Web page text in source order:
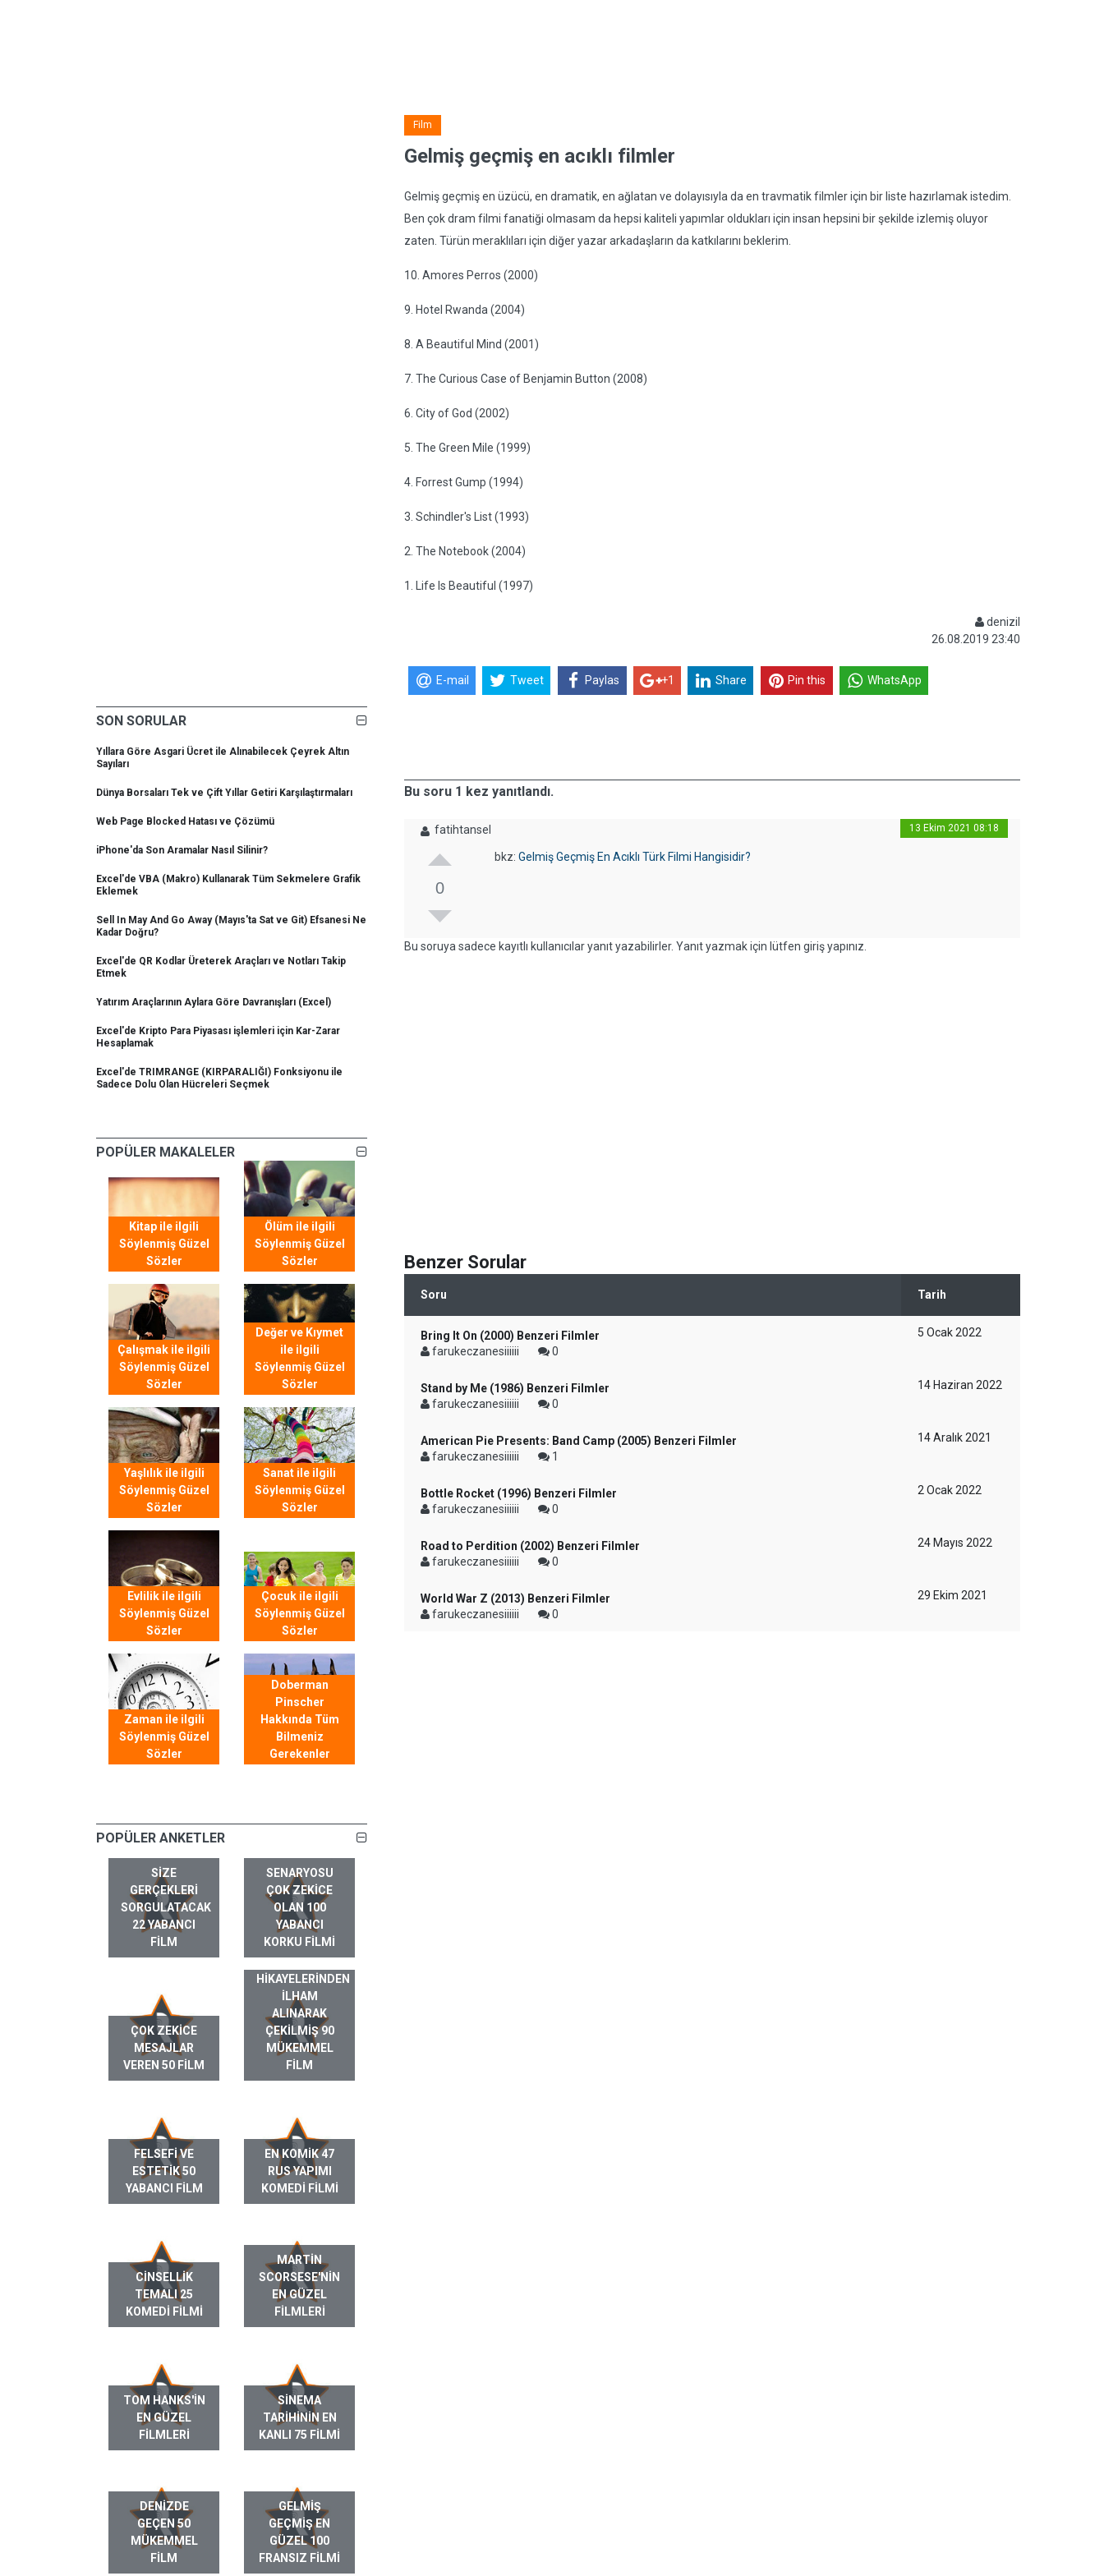
SON SORULAR
Yıllara Göre Asgari Ücret ile Alınabilecek Çeyrek Altın
Sayıları
Dünya Borsaları Tek ve Çift Yıllar Getiri Karşılaştırmaları
Web Page Blocked Hatası ve Çözümü
iPhone'da Son Aramalar Nasıl Silinir?
Excel'de VBA (Makro) Kullanarak Tüm Sekmelere Grafik
Eklemek
Sell In May And Go Away (Mayıs'ta Sat ve Git) Efsanesi Ne
Kadar Doğru?
Excel'de QR Kodlar Üreterek Araçları ve Notları Takip
Etmek
Yatırım Araçlarının Aylara Göre Davranışları (Excel)
Excel'de Kripto Para Piyasası işlemleri için Kar-Zarar
Hesaplamak
Excel'de TRIMRANGE (KIRPARALIĞI) Fonksiyonu ile
Sadece Dolu Olan Hücreleri Seçmek
POPÜLER MAKALELER
Kitap ile ilgili
Söylenmiş Güzel
Sözler
Ölüm ile ilgili
Söylenmiş Güzel
Sözler
Çalışmak ile ilgili
Söylenmiş Güzel
Sözler
Değer ve Kıymet
ile ilgili
Söylenmiş Güzel
Sözler
Yaşlılık ile ilgili
Söylenmiş Güzel
Sözler
Sanat ile ilgili
Söylenmiş Güzel
Sözler
Evlilik ile ilgili
Söylenmiş Güzel
Sözler
Çocuk ile ilgili
Söylenmiş Güzel
Sözler
Zaman ile ilgili
Söylenmiş Güzel
Sözler
Doberman
Pinscher
Hakkında Tüm
Bilmeniz
Gerekenler
POPÜLER ANKETLER
SIZE
GERÇEKLERI
SORGULATACAK
22 YABANCI
FILM
SENARYOSU
ÇOK ZEKICE
OLAN 100
YABANCI
KORKU FILMI
ÇOK ZEKICE
MESAJLAR
VEREN 50 FILM
GERÇEK HAYAT
HIKAYELERINDEN
ILHAM
ALINARAK
ÇEKILMIŞ 90
MÜKEMMEL
FILM
FELSEFI VE
ESTETIK 50
YABANCI FILM
EN KOMIK 47
RUS YAPIMI
KOMEDI FILMI
CINSELLIK
TEMALI 25
KOMEDI FILMI
MARTIN
SCORSESE'NIN
EN GÜZEL
FILMLERI
TOM HANKS'IN
EN GÜZEL
FILMLERI
SINEMA
TARIHININ EN
KANLI 75 FILMI
DENIZDE
GEÇEN 50
MÜKEMMEL
FILM
GELMIŞ
GEÇMIŞ EN
GÜZEL 100
FRANSIZ FILMI
Film
Gelmiş geçmiş en acıklı filmler
Gelmiş geçmiş en üzücü, en dramatik, en ağlatan ve dolayısıyla da en travmatik filmler için bir liste hazırlamak istedim.
Ben çok dram filmi fanatiği olmasam da hepsi kaliteli yapımlar oldukları için insan hepsini bir şekilde izlemiş oluyor
zaten. Türün meraklıları için diğer yazar arkadaşların da katkılarını beklerim.
10. Amores Perros (2000)
9. Hotel Rwanda (2004)
8. A Beautiful Mind (2001)
7. The Curious Case of Benjamin Button (2008)
6. City of God (2002)
5. The Green Mile (1999)
4. Forrest Gump (1994)
3. Schindler's List (1993)
2. The Notebook (2004)
1. Life Is Beautiful (1997)
denizil
26.08.2019 23:40
E-mail Tweet Paylas +1 Share Pin this WhatsApp
Bu soru 1 kez yanıtlandı.
fatihtansel 13 Ekim 2021 08:18
0
bkz:Gelmiş Geçmiş En Acıklı Türk Filmi Hangisidir?
Bu soruya sadece kayıtlı kullanıcılar yanıt yazabilirler. Yanıt yazmak için lütfen giriş yapınız.
Benzer Sorular
Soru Tarih
Bring It On (2000) Benzeri Filmler
farukeczanesiiiiii
0
5 Ocak 2022
Stand by Me (1986) Benzeri Filmler
farukeczanesiiiiii
0
14 Haziran 2022
American Pie Presents: Band Camp (2005) Benzeri Filmler
farukeczanesiiiiii
1
14 Aralık 2021
Bottle Rocket (1996) Benzeri Filmler
farukeczanesiiiiii
0
2 Ocak 2022
Road to Perdition (2002) Benzeri Filmler
farukeczanesiiiiii
0
24 Mayıs 2022
World War Z (2013) Benzeri Filmler
farukeczanesiiiiii
0
29 Ekim 2021